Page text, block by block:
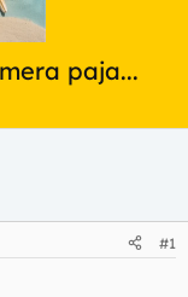
paja...
#1